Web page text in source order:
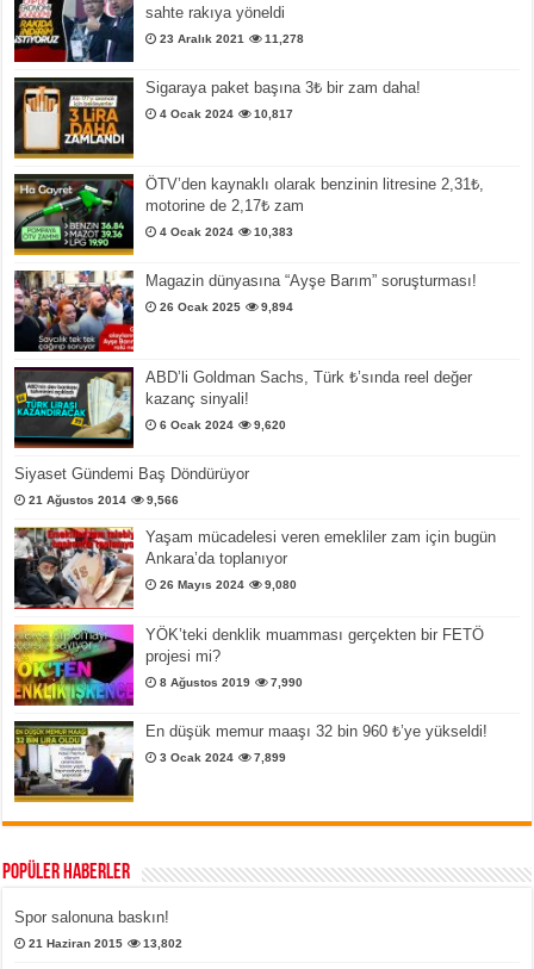
sahte rakıya yöneldi
23 Aralık 2021 11,278
Sigaraya paket başına 3₺ bir zam daha!
4 Ocak 2024 10,817
ÖTV’den kaynaklı olarak benzinin litresine 2,31₺,
motorine de 2,17₺ zam
4 Ocak 2024 10,383
Magazin dünyasına “Ayşe Barım” soruşturması!
26 Ocak 2025 9,894
ABD’li Goldman Sachs, Türk ₺’sında reel değer
kazanç sinyali!
6 Ocak 2024 9,620
Siyaset Gündemi Baş Döndürüyor
21 Ağustos 2014 9,566
Yaşam mücadelesi veren emekliler zam için bugün
Ankara’da toplanıyor
26 Mayıs 2024 9,080
YÖK’teki denklik muamması gerçekten bir FETÖ
projesi mi?
8 Ağustos 2019 7,990
En düşük memur maaşı 32 bin 960 ₺’ye yükseldi!
3 Ocak 2024 7,899
Popüler Haberler
Spor salonuna baskın!
21 Haziran 2015 13,802